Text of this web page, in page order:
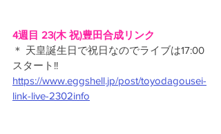
4週目 23(木 祝)豊田合成リンク
＊ 天皇誕生日で祝日なのでライブは17:00
スタート!!
https://www.eggshell.jp/post/toyodagousei-
link-live-2302info